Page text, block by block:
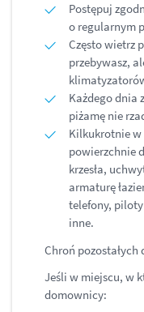
Postępuj
o regularnym
Często wietrz
przebywasz,
Każdego dnia
piżamę nie
Kilkukrotnie w
powierzchnie
krzesła,
armaturę
telefony,
inne.
Chroń
Jeśli w miejscu, w
domownicy: